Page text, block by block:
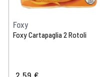
Foxy
Foxy Cartapaglia 2 Rotoli